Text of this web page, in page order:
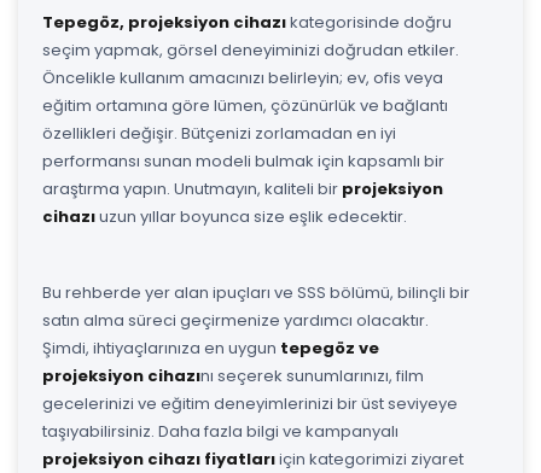
Tepegöz, projeksiyon cihazıkategorisinde doğru
seçim yapmak, görsel deneyiminizi doğrudan etkiler.
Öncelikle kullanım amacınızı belirleyin; ev, ofis veya
eğitim ortamına göre lümen, çözünürlük ve bağlantı
özellikleri değişir. Bütçenizi zorlamadan en iyi
performansı sunan modeli bulmak için kapsamlı bir
araştırma yapın. Unutmayın, kaliteli bir projeksiyon
cihazıuzun yıllar boyunca size eşlik edecektir.
Bu rehberde yer alan ipuçları ve SSS bölümü, bilinçli bir
satın alma süreci geçirmenize yardımcı olacaktır.
Şimdi, ihtiyaçlarınıza en uygun tepegöz ve
projeksiyon cihazını seçerek sunumlarınızı, film
gecelerinizi ve eğitim deneyimlerinizi bir üst seviyeye
taşıyabilirsiniz. Daha fazla bilgi ve kampanyalı
projeksiyon cihazı fiyatlarıiçin kategorimizi ziyaret